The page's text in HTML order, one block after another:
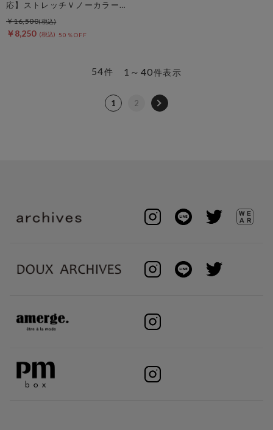
応】ストレッチＶノーカラージ
ャケット
￥8,250 50％OFF
￥16,500
1～40件表示
54件
1 2